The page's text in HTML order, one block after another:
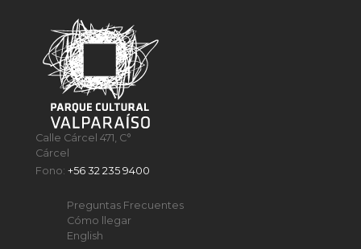
Calle Cárcel 471, C°
Cárcel
Fono:+56 32 235 9400
Preguntas Frecuentes
Cómo llegar
English